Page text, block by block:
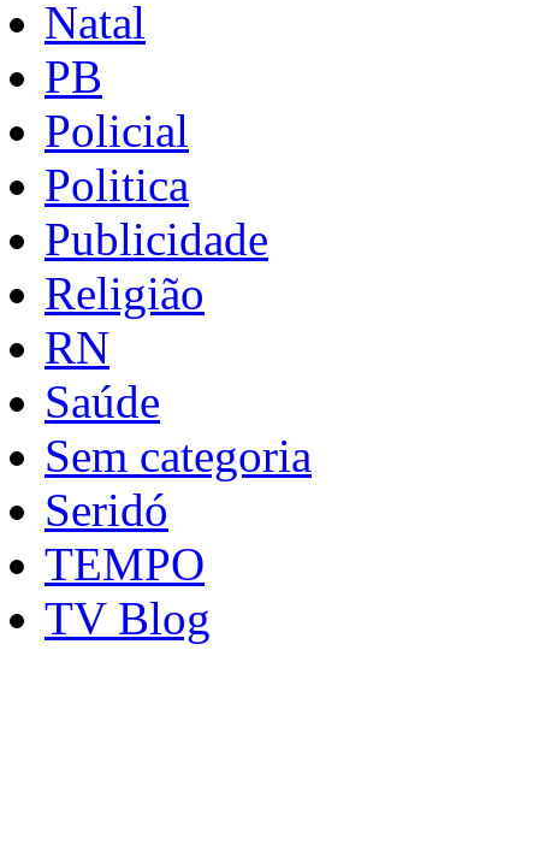
Natal
PB
Policial
Politica
Publicidade
Religião
RN
Saúde
Sem categoria
Seridó
TEMPO
TV Blog